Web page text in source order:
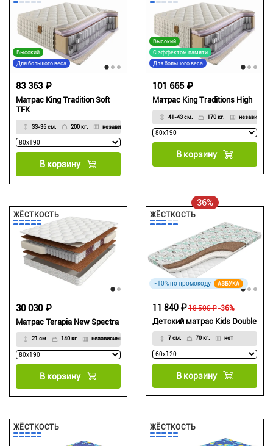
Высокий
Для большого веса
Матрас King Tradition Soft
TFK
33-35 см. 200 кг. независимый
83 363 ₽
В корзину
Высокий
С эффектом памяти
Для большого веса
Матрас King Traditions High
41-43 см. 170 кг.
101 665 ₽
В корзину
ЖЁСТКОСТЬ
Матрас Terapia New Spectra
21 см 140 кг независимый блок
30 030 ₽
В корзину
36%
ЖЁСТКОСТЬ
-10% по промокоду АЗБУКА
Детский матрас Kids Double
7 см. 70 кг. нет
18 500 ₽
11 840 ₽ -36%
В корзину
ЖЁСТКОСТЬ ЖЁСТКОСТЬ